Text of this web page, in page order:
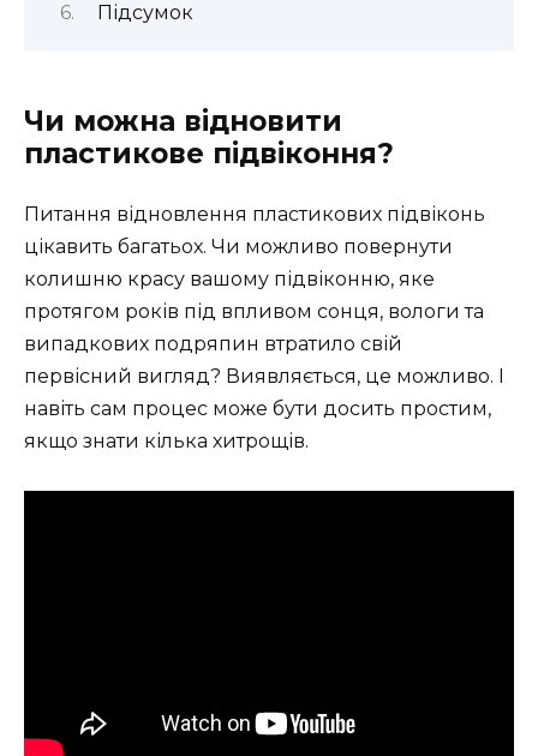
Підсумок
Чи можна відновити
пластикове підвіконня?
Питання відновлення пластикових підвіконь
цікавить багатьох. Чи можливо повернути
колишню красу вашому підвіконню, яке
протягом років під впливом сонця, вологи та
випадкових подряпин втратило свій
первісний вигляд? Виявляється, це можливо. І
навіть сам процес може бути досить простим,
якщо знати кілька хитрощів.